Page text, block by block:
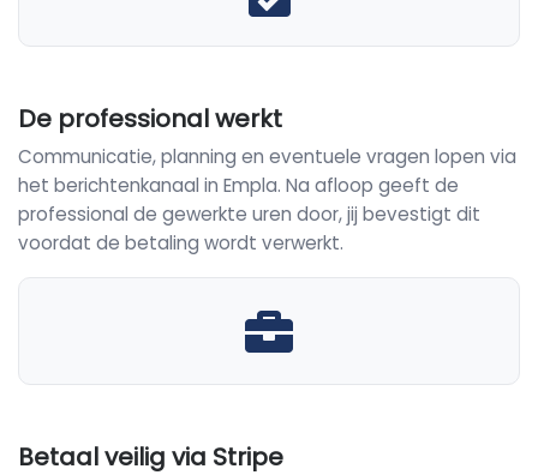
De professional werkt
Communicatie, planning en eventuele vragen lopen via
het berichtenkanaal in Empla. Na afloop geeft de
professional de gewerkte uren door, jij bevestigt dit
voordat de betaling wordt verwerkt.
Betaal veilig via Stripe